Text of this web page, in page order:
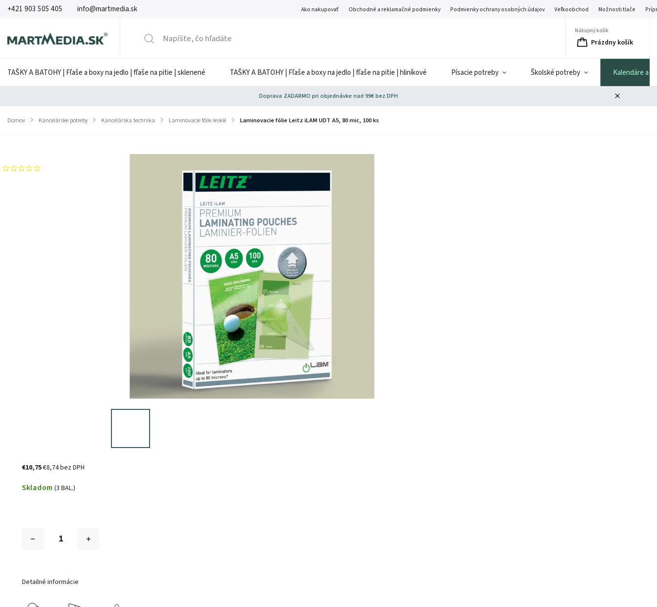
+421 903 505 405 info@martmedia.sk Ako nakupovať Obchodné a reklamačné podmienky Podmienky ochrany osobných údajov Veľkoobchod Možnosti tlače
Nákupný košík
Prázdny košík
TAŠKY A BATOHY | Fľaše a boxy na jedlo | fľaše na pitie | sklenené TAŠKY A BATOHY | Fľaše a boxy na jedlo | fľaše na pitie | hliníkové Písacie potreby Školské potreby Kalendáre a
Doprava ZADARMO pri objednávke nad 99€ bez DPH
Domov / Kancelárske potreby / Kancelárska technika / Laminovacie fólie lesklé / Laminovacie fólie Leitz iLAM UDT A5, 80 mic, 100 ks
€10,75€8,74 bez DPH
Skladom (3 BAL.)
Detailné informácie